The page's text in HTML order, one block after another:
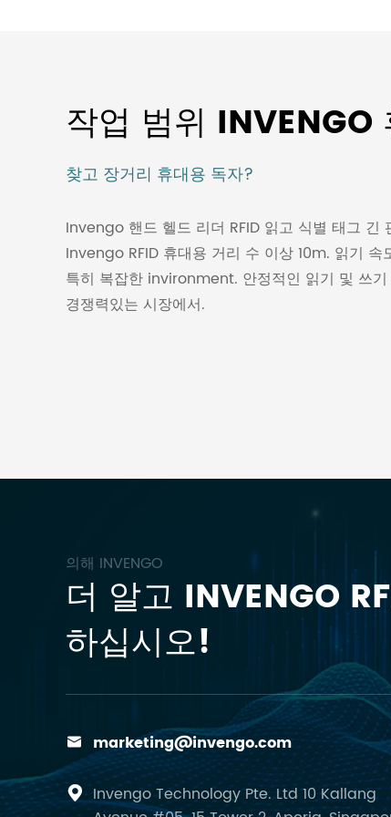
작업 범위 INVENGO
찾고 장거리 휴대용 독자?
Invengo 핸드 헬드 리더 RFID 읽고 식별 태그 긴
Invengo RFID 휴대용 거리 수 이상 10m. 읽기 속
특히 복잡한 invironment. 안정적인 읽기 및 쓰
경쟁력있는 시장에서.
의해 INVENGO
더 알고 INVENGO
하십시오!
 marketing@invengo.com
 Invengo Technology Pte. Ltd 10 Kallang